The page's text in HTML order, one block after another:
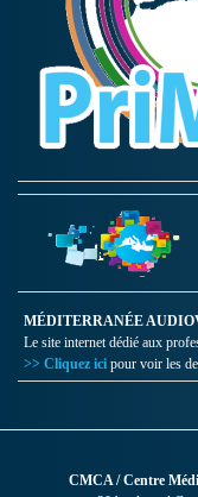
MÉDITERRANÉE
Le site internet dédié aux
>> Cliquez ici pour voir les
CMCA / Centre